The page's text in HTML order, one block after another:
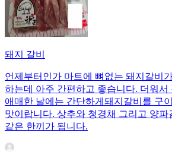
돼지 갈비
언제부터인가 마트에 뼈없는 돼지갈비
하는데 아주 간편하고 좋습니다. 더워서
애매한 날에는 간단하게돼지갈비를 구
맛이랍니다. 상추와 청경채 그리고 양
같은 한끼가 됩니다.